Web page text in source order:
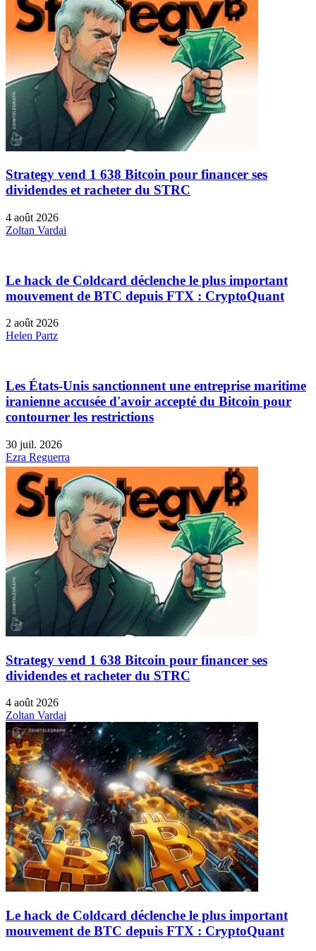
Strategy vend 1 638 Bitcoin pour financer ses
dividendes et racheter du STRC
4 août 2026
Zoltan Vardai
Le hack de Coldcard déclenche le plus important
mouvement de BTC depuis FTX : CryptoQuant
2 août 2026
Helen Partz
Les États-Unis sanctionnent une entreprise maritime
iranienne accusée d'avoir accepté du Bitcoin pour
contourner les restrictions
30 juil. 2026
Ezra Reguerra
Strategy vend 1 638 Bitcoin pour financer ses
dividendes et racheter du STRC
4 août 2026
Zoltan Vardai
Le hack de Coldcard déclenche le plus important
mouvement de BTC depuis FTX : CryptoQuant